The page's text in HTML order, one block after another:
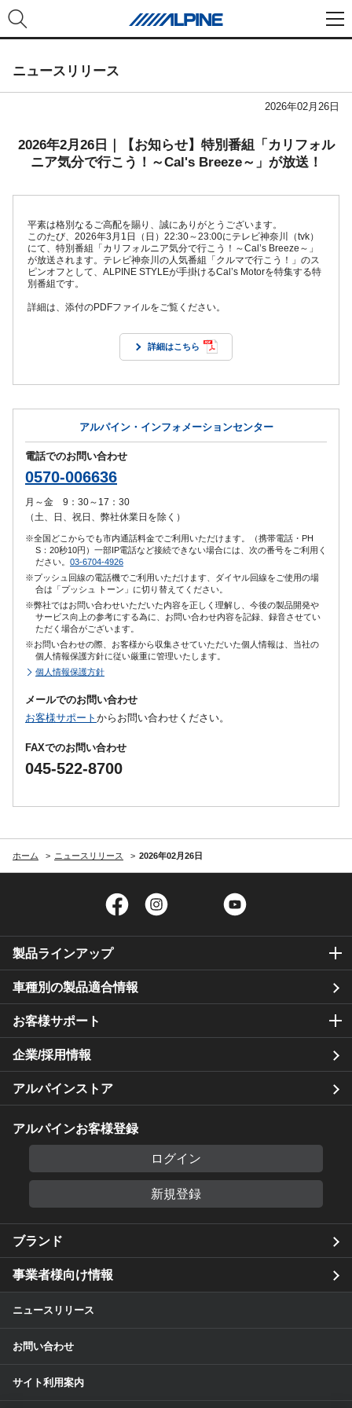
ニュースリリース
2026年02月26日
2026年2月26日｜【お知らせ】特別番組「カリフォル
ニア気分で行こう！～Cal's Breeze～」が放送！
平素は格別なるご高配を賜り、誠にありがとうございます。
このたび、2026年3月1日（日）22:30～23:00にテレビ神奈川（tvk）
にて、特別番組「カリフォルニア気分で行こう！～Cal’s Breeze～」
が放送されます。テレビ神奈川の人気番組「クルマで行こう！」のス
ピンオフとして、ALPINE STYLEが手掛けるCal’s Motorを特集する特
別番組です。
詳細は、添付のPDFファイルをご覧ください。
詳細はこちら
アルパイン・インフォメーションセンター
電話でのお問い合わせ
0570-006636
月～金 9：30～17：30
（土、日、祝日、弊社休業日を除く）
※全国どこからでも市内通話料金でご利用いただけます。（携帯電話・PH
S：20秒10円）一部IP電話など接続できない場合には、次の番号をご利用く
ださい。 03-6704-4926
※プッシュ回線の電話機でご利用いただけます、ダイヤル回線をご使用の場
合は「プッシュ トーン」に切り替えてください。
※弊社ではお問い合わせいただいた内容を正しく理解し、今後の製品開発や
サービス向上の参考にする為に、お問い合わせ内容を記録、録音させてい
ただく場合がございます。
※お問い合わせの際、お客様から収集させていただいた個人情報は、当社の
個人情報保護方針に従い厳重に管理いたします。
個人情報保護方針
メールでのお問い合わせ
お客様サポート からお問い合わせください。
FAXでのお問い合わせ
045-522-8700
ホーム ニュースリリース 2026年02月26日
Facebook Twitter
製品ラインアップ
車種別の製品適合情報
お客様サポート
企業/採用情報
アルパインストア
アルパインお客様登録
ログイン
新規登録
ブランド
事業者様向け情報
ニュースリリース
お問い合わせ
サイト利用案内